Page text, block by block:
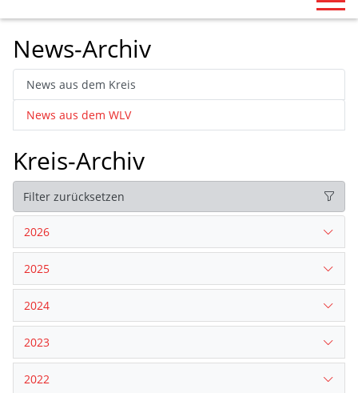
News-Archiv
News aus dem Kreis
News aus dem WLV
Kreis-Archiv
Filter zurücksetzen
2026
2025
2024
2023
2022